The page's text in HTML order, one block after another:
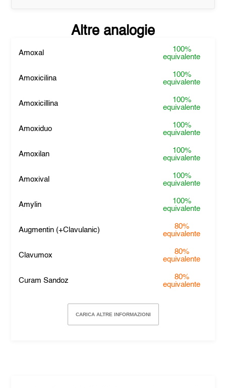
Altre analogie
Amoxal
100%
equivalente
Amoxicilina
100%
equivalente
Amoxicillina
100%
equivalente
Amoxiduo
100%
equivalente
Amoxilan
100%
equivalente
Amoxival
100%
equivalente
Amylin
100%
equivalente
Augmentin (+Clavulanic)
80%
equivalente
Clavumox
80%
equivalente
Curam Sandoz
80%
equivalente
CARICA ALTRE INFORMAZIONI